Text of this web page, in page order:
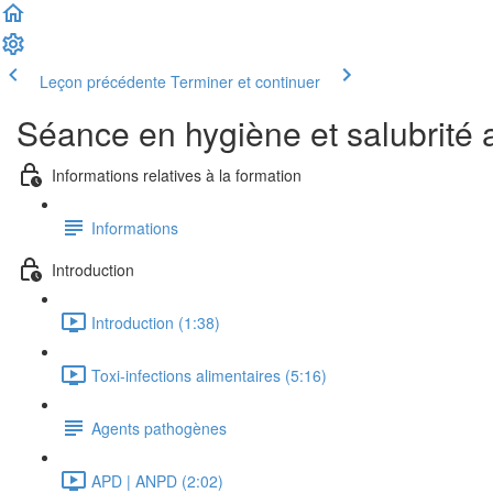
Leçon précédente Terminer et continuer
Séance en hygiène et salubrité
Informations relatives à la formation
Informations
Introduction
Introduction (1:38)
Toxi-infections alimentaires (5:16)
Agents pathogènes
APD | ANPD (2:02)